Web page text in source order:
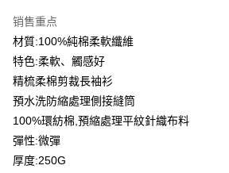
汇丰（台湾）商业银行
联邦商业银行
元大商业银行
台新国际商业银行
台湾乐天信用卡公司
台湾中小企业银行
汇丰（台湾）商业银行
联邦商业银行
元大商业银行
玉山商业银行
台湾乐天信用卡公司
上海商业储蓄银行
国泰世华商业银行
台湾中小企业银行
汇丰（台湾）商业银行
联邦商业银行
元大商业银行
玉山商业银行
台新国际商业银行
LINE Pay
Apple Pay
街口支付
悠遊付
Google Pay
Plus PAY
销售重点
材質:100%純棉柔軟纖維
特色:柔軟、觸感好
精梳柔棉剪裁長袖衫
預水洗防縮處理側接縫筒
100%環紡棉,預縮處理平紋針織布料
彈性:微彈
厚度:250G